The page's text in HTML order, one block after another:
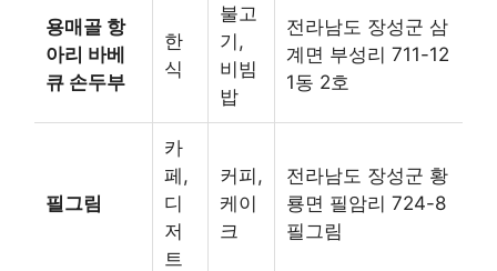
용매골 항
아리 바베
큐 손두부
한
식
불고
기,
비빔
밥
전라남도 장성군 삼
계면 부성리 711-12
1동 2호
필그림
카
페,
디
저
트
커피,
케이
크
전라남도 장성군 황
룡면 필암리 724-8
필그림